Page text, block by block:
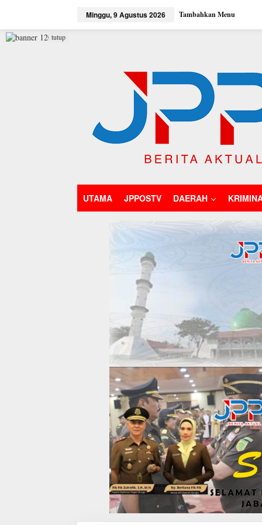
Minggu, 9 Agustus 2026 Tambahkan Menu
UTAMA JPPOSTV DAERAH
tutup